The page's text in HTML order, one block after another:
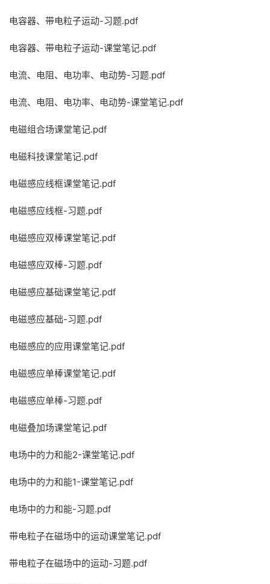
电容器、带电粒子运动-习题.pdf
电容器、带电粒子运动-课堂笔记.pdf
电流、电阻、电功率、电动势-习题.pdf
电流、电阻、电功率、电动势-课堂笔记.pdf
电磁组合场课堂笔记.pdf
电磁科技课堂笔记.pdf
电磁感应线框课堂笔记.pdf
电磁感应线框-习题.pdf
电磁感应双棒课堂笔记.pdf
电磁感应双棒-习题.pdf
电磁感应基础课堂笔记.pdf
电磁感应基础-习题.pdf
电磁感应的应用课堂笔记.pdf
电磁感应单棒课堂笔记.pdf
电磁感应单棒-习题.pdf
电磁叠加场课堂笔记.pdf
电场中的力和能2-课堂笔记.pdf
电场中的力和能1-课堂笔记.pdf
电场中的力和能-习题.pdf
带电粒子在磁场中的运动课堂笔记.pdf
带电粒子在磁场中的运动-习题.pdf